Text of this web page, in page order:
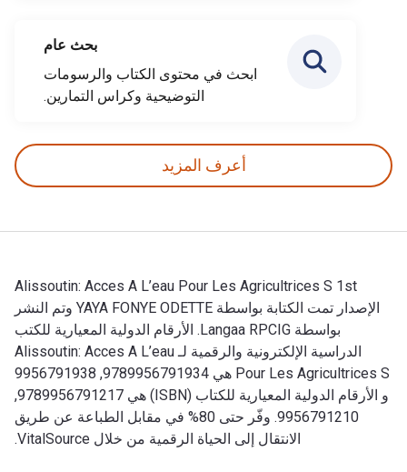
بحث عام
ابحث في محتوى الكتاب والرسومات
التوضيحية وكراس التمارين.
أعرف المزيد
Alissoutin: Acces A L’eau Pour Les Agricultrices S 1st
الإصدار تمت الكتابة بواسطة YAYA FONYE ODETTE وتم النشر
بواسطة Langaa RPCIG. الأرقام الدولية المعيارية للكتب
الدراسية الإلكترونية والرقمية لـ Alissoutin: Acces A L’eau
Pour Les Agricultrices S هي 9789956791934, 9956791938
و الأرقام الدولية المعيارية للكتاب (ISBN) هي 9789956791217,
9956791210. وفّر حتى 80% في مقابل الطباعة عن طريق
الانتقال إلى الحياة الرقمية من خلال VitalSource.